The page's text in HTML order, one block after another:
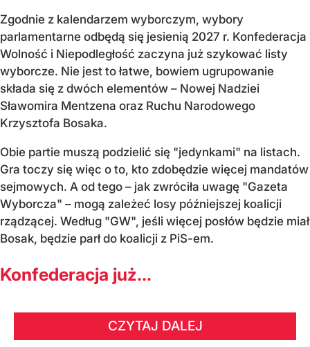
Zgodnie z kalendarzem wyborczym, wybory
parlamentarne odbędą się jesienią 2027 r. Konfederacja
Wolność i Niepodległość zaczyna już szykować listy
wyborcze. Nie jest to łatwe, bowiem ugrupowanie
składa się z dwóch elementów – Nowej Nadziei
Sławomira Mentzena oraz Ruchu Narodowego
Krzysztofa Bosaka.
Obie partie muszą podzielić się "jedynkami" na listach.
Gra toczy się więc o to, kto zdobędzie więcej mandatów
sejmowych. A od tego – jak zwróciła uwagę "Gazeta
Wyborcza" – mogą zależeć losy późniejszej koalicji
rządzącej. Według "GW", jeśli więcej posłów będzie miał
Bosak, będzie parł do koalicji z PiS-em.
Konfederacja już...
CZYTAJ DALEJ